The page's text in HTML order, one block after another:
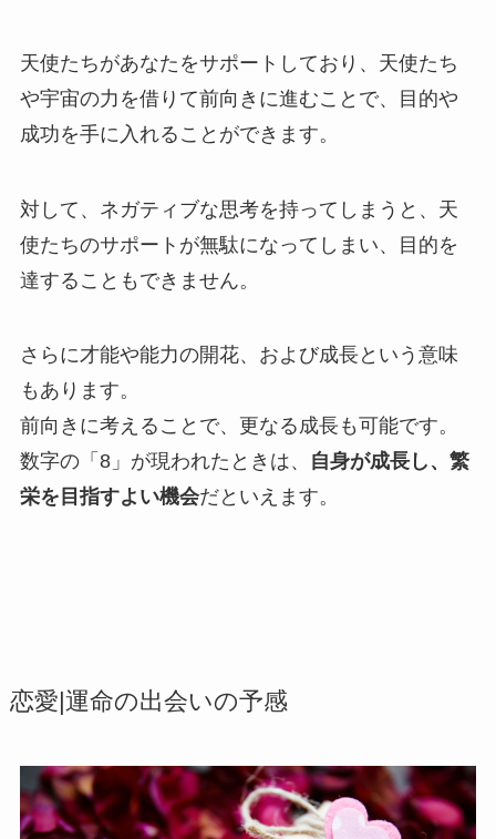
天使たちがあなたをサポートしており、天使たち
や宇宙の力を借りて前向きに進むことで、目的や
成功を手に入れることができます。
対して、ネガティブな思考を持ってしまうと、天
使たちのサポートが無駄になってしまい、目的を
達することもできません。
さらに才能や能力の開花、および成長という意味
もあります。
前向きに考えることで、更なる成長も可能です。
数字の「8」が現われたときは、
自身が成長し、繁
栄を目指すよい機会だといえます。
恋愛|運命の出会いの予感